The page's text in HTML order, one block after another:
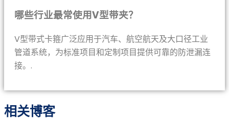
哪些行业最常使用V型带夹？
V型带式卡箍广泛应用于汽车、航空航天及大口径工业
管道系统，为标准项目和定制项目提供可靠的防泄漏连
接。.
相关博客